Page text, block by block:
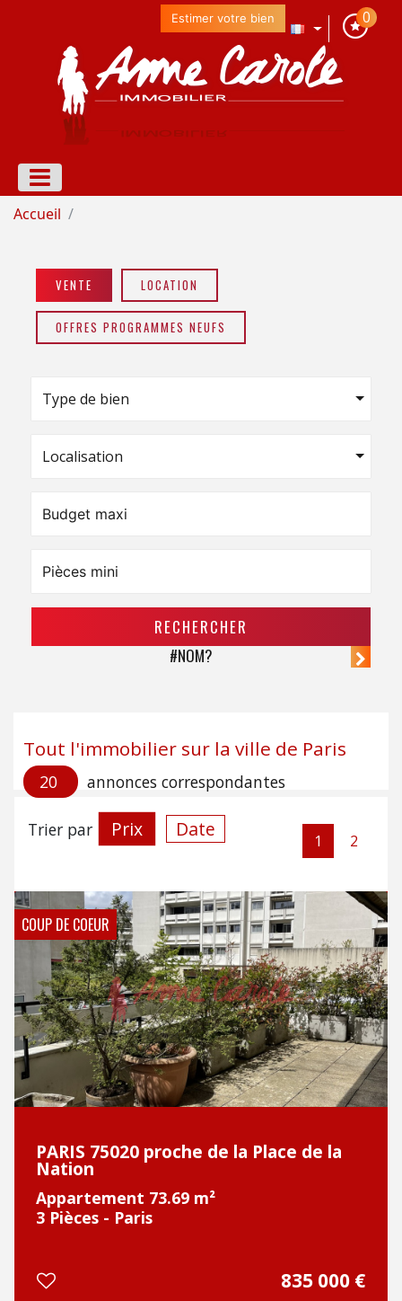
0
Estimer votre bien
Accueil
VENTE LOCATION
OFFRES PROGRAMMES NEUFS
Type de bien
Localisation
RECHERCHER
#NOM?
Tout l'immobilier sur la ville de Paris
20 annonces correspondantes
Trier par Prix Date 1 2
COUP DE COEUR
PARIS 75020 proche de la Place de la
Nation
Appartement 73.69 m²
3 Pièces - Paris
835 000 €